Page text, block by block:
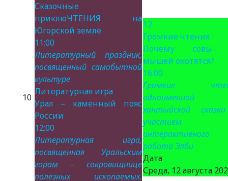
10
Сказочные
приклюЧТЕНИЯ на
Югорской земле
11:00
Литературный праздник,
посвященный самобытной
культуре
Литературная игра
Урал – каменный пояс
России
12:00
Литературная игра,
посвященная Уральским
горам – сокровищнице
полезных ископаемых.
12
Громкие чтения
Почему совы
мышей охотятся?
16:00
Громкие
одноименной
хантыйской
участием
интерактивного
робота Элби
Дата
Среда, 12 августа